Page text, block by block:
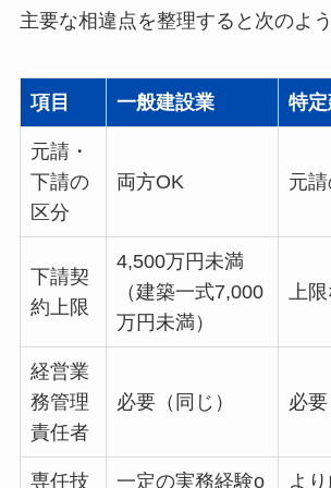
主要な相違点を整理すると次のよ
項目 一般建設業 特
元請・
下請の
区分
両方OK 元
下請契
約上限
4,500万円未満
（建築一式7,000
万円未満）
上限
経営業
務管理
責任者
必要（同じ） 必要
専任技 一定の実務経験o よ